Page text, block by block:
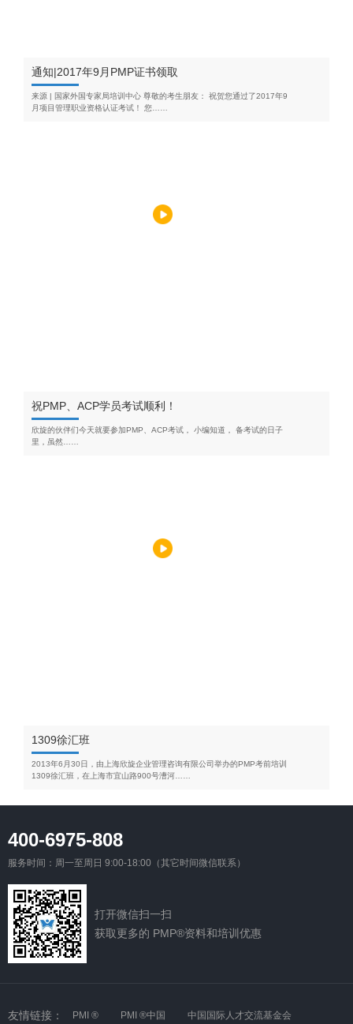
通知|2017年9月PMP证书领取
来源 | 国家外国专家局培训中心 尊敬的考生朋友： 祝贺您通过了2017年9
月项目管理职业资格认证考试！ 您……
祝PMP、ACP学员考试顺利！
欣旋的伙伴们今天就要参加PMP、ACP考试， 小编知道， 备考试的日子
里，虽然……
1309徐汇班
2013年6月30日，由上海欣旋企业管理咨询有限公司举办的PMP考前培训
1309徐汇班，在上海市宜山路900号漕河……
400-6975-808
服务时间：周一至周日 9:00-18:00（其它时间微信联系）
打开微信扫一扫
获取更多的 PMP®资料和培训优惠
友情链接： PMI ® PMI ®中国 中国国际人才交流基金会